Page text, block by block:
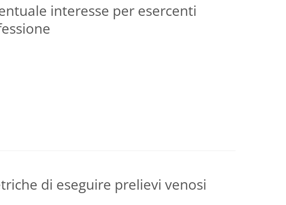
interesse per esercenti
di eseguire prelievi venosi